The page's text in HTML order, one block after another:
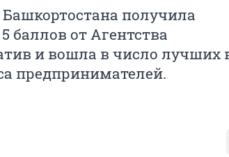
получила
баллов от Агентства
и вошла в число лучших
предпринимателей.